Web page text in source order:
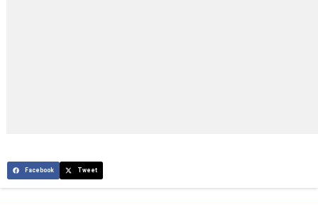
Facebook Tweet